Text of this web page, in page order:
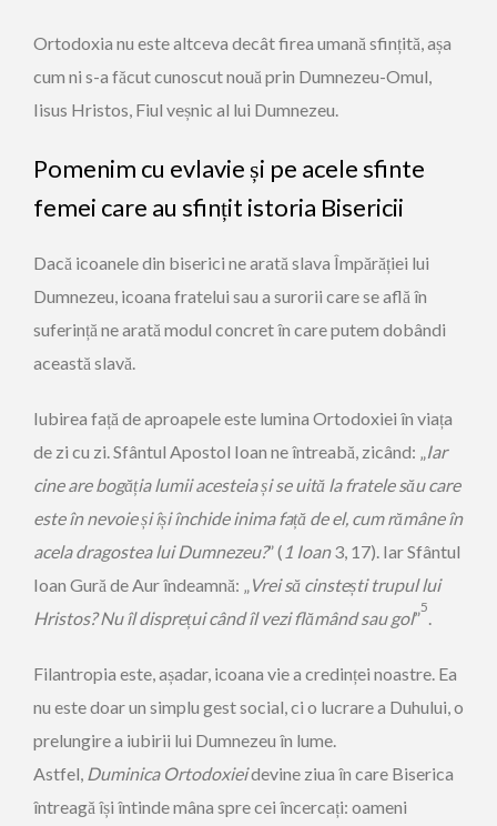
Ortodoxia nu este altceva decât firea umană sfințită, așa
cum ni s-a făcut cunoscut nouă prin Dumnezeu-Omul,
Iisus Hristos, Fiul veșnic al lui Dumnezeu.
Pomenim cu evlavie și pe acele sfinte
femei care au sfințit istoria Bisericii
Dacă icoanele din biserici ne arată slava Împărăției lui
Dumnezeu, icoana fratelui sau a surorii care se află în
suferință ne arată modul concret în care putem ­dobândi
această slavă.
Iubirea față de aproapele este lumina Ortodoxiei în viața
de zi cu zi. Sfântul Apostol Ioan ne întreabă, zicând: „Iar
cine are bogăția lumii acesteia și se uită la fratele său care
este în nevoie și își închide inima față de el, cum rămâne în
acela dragostea lui Dumnezeu?” ( 1 Ioan3, 17). Iar Sfântul
Ioan Gură de Aur îndeamnă: „Vrei să cinstești trupul lui
Hristos? Nu îl disprețui când îl vezi flămând sau gol”
5
.
Filantropia este, așadar, icoana vie a credinței noastre. Ea
nu este doar un simplu gest social, ci o lucrare a Duhului, o
prelungire a iubirii lui Dumnezeu în lume.
Astfel, Duminica Ortodoxieidevine ziua în care Biserica
întreagă își întinde mâna spre cei încercați: oameni